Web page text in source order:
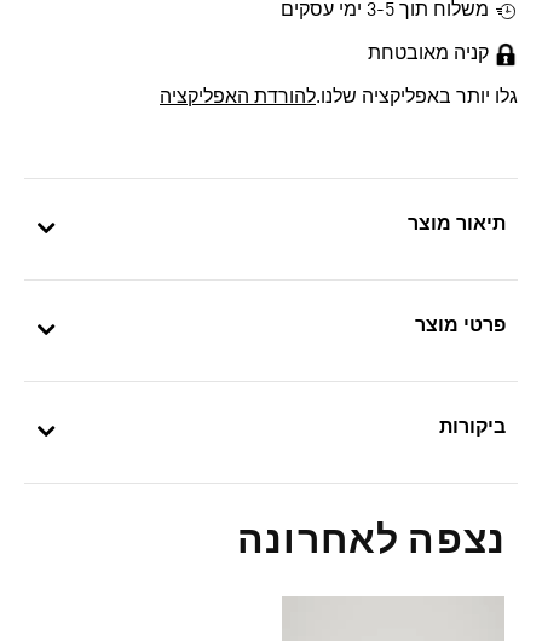
תיאור מוצר
פרטי מוצר
ביקורות
נצפה לאחרונה
משלוח תוך 3-5 ימי עסקים
קניה מאובטחת
גלו יותר באפליקציה שלנו.להורדת האפליקציה